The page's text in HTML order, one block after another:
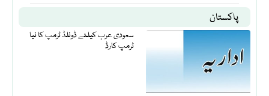
پاکستان
سعودی عرب کیلئے ڈونلڈ ٹرمپ کا نیا
ٹرمپ کارڈ